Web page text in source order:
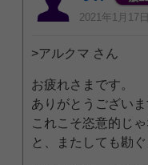
2021年1月17
>アルクマ さん
お疲れさまです。
ありがとうございま
これこそ恣意的じ
と、またしても勘